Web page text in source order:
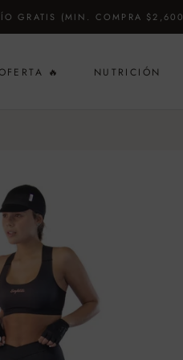
GRATIS (MIN. COMPRA
🔥 NUTRICIÓN